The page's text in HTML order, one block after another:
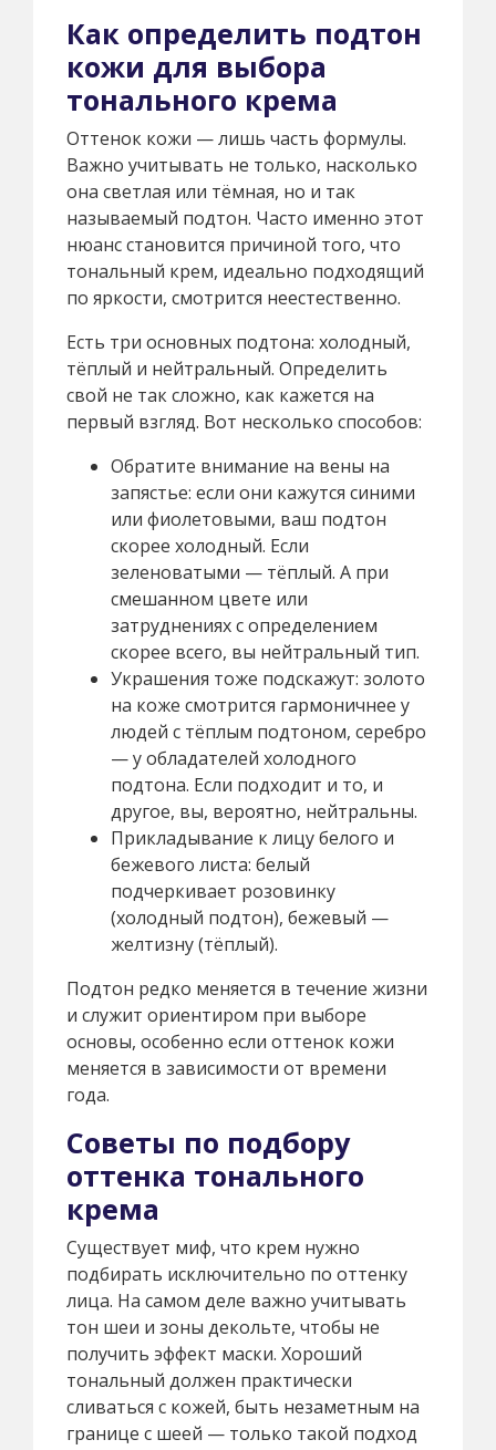
Как определить подтон
кожи для выбора
тонального крема
Оттенок кожи — лишь часть формулы.
Важно учитывать не только, насколько
она светлая или тёмная, но и так
называемый подтон. Часто именно этот
нюанс становится причиной того, что
тональный крем, идеально подходящий
по яркости, смотрится неестественно.
Есть три основных подтона: холодный,
тёплый и нейтральный. Определить
свой не так сложно, как кажется на
первый взгляд. Вот несколько способов:
Обратите внимание на вены на
запястье: если они кажутся синими
или фиолетовыми, ваш подтон
скорее холодный. Если
зеленоватыми — тёплый. А при
смешанном цвете или
затруднениях с определением
скорее всего, вы нейтральный тип.
Украшения тоже подскажут: золото
на коже смотрится гармоничнее у
людей с тёплым подтоном, серебро
— у обладателей холодного
подтона. Если подходит и то, и
другое, вы, вероятно, нейтральны.
Прикладывание к лицу белого и
бежевого листа: белый
подчеркивает розовинку
(холодный подтон), бежевый —
желтизну (тёплый).
Подтон редко меняется в течение жизни
и служит ориентиром при выборе
основы, особенно если оттенок кожи
меняется в зависимости от времени
года.
Советы по подбору
оттенка тонального
крема
Существует миф, что крем нужно
подбирать исключительно по оттенку
лица. На самом деле важно учитывать
тон шеи и зоны декольте, чтобы не
получить эффект маски. Хороший
тональный должен практически
сливаться с кожей, быть незаметным на
границе с шеей — только такой подход